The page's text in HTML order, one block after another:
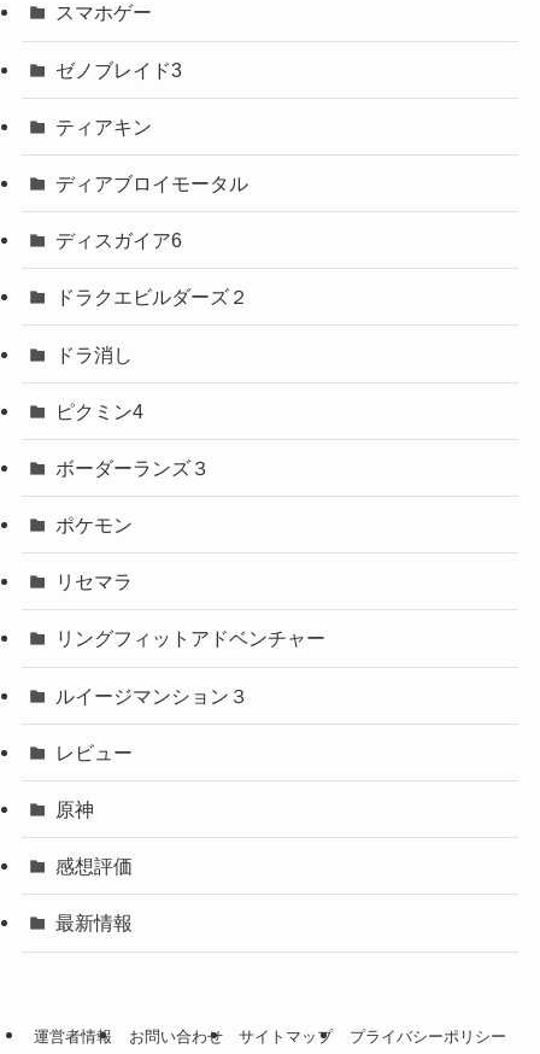
スマホゲー
ゼノブレイド3
ティアキン
ディアブロイモータル
ディスガイア6
ドラクエビルダーズ２
ドラ消し
ピクミン4
ボーダーランズ３
ポケモン
リセマラ
リングフィットアドベンチャー
ルイージマンション３
レビュー
原神
感想評価
最新情報
運営者情報 お問い合わせ サイトマップ プライバシーポリシー